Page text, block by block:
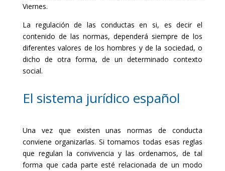
Viernes.
La regulación de las conductas en si, es decir el
contenido de las normas, dependerá siempre de los
diferentes valores de los hombres y de la sociedad, o
dicho de otra forma, de un determinado contexto
social.
El sistema jurídico español
Una vez que existen unas normas de conducta
conviene organizarlas. Si tomamos todas esas reglas
que regulan la convivencia y las ordenamos, de tal
forma que cada parte esté relacionada de un modo